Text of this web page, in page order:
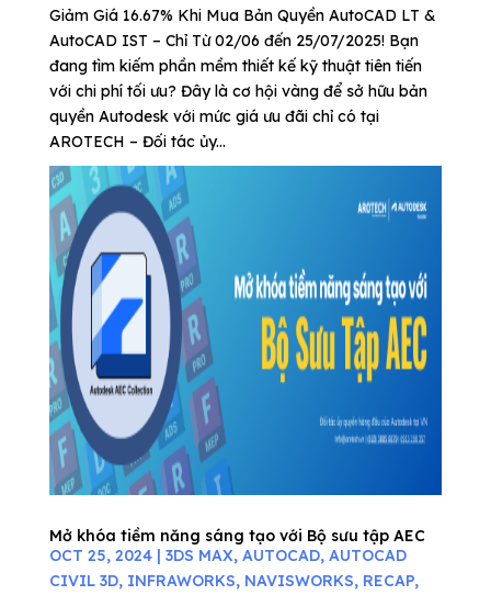
Giảm Giá 16.67% Khi Mua Bản Quyền AutoCAD LT &
AutoCAD IST – Chỉ Từ 02/06 đến 25/07/2025! Bạn
đang tìm kiếm phần mềm thiết kế kỹ thuật tiên tiến
với chi phí tối ưu? Đây là cơ hội vàng để sở hữu bản
quyền Autodesk với mức giá ưu đãi chỉ có tại
AROTECH – Đối tác ủy...
Mở khóa tiềm năng sáng tạo với Bộ sưu tập AEC
OCT 25, 2024| 3DS MAX, AUTOCAD, AUTOCAD
CIVIL 3D, INFRAWORKS, NAVISWORKS, RECAP,